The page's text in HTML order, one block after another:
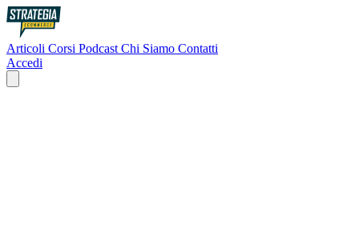
Articoli Corsi Podcast Chi Siamo Contatti
Accedi